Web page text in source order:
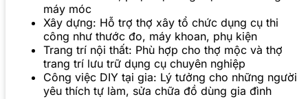
máy móc
Xây dựng: Hỗ trợ thợ xây tổ chức dụng cụ thi
công như thước đo, máy khoan, phụ kiện
Trang trí nội thất: Phù hợp cho thợ mộc và thợ
trang trí lưu trữ dụng cụ chuyên nghiệp
Công việc DIY tại gia: Lý tưởng cho những người
yêu thích tự làm, sửa chữa đồ dùng gia đình